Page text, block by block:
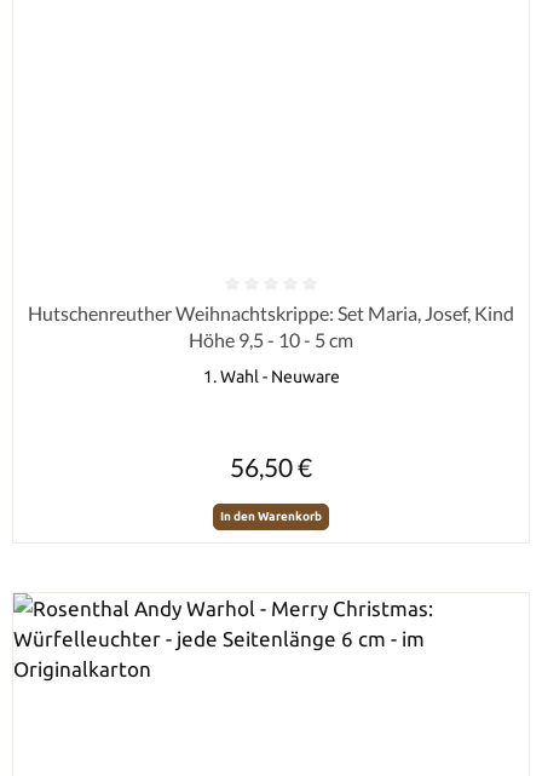
Durchschnittliche Bewertung von 0 von 5 Sternen
Hutschenreuther Weihnachtskrippe: Set Maria, Josef, Kind
Höhe 9,5 - 10 - 5 cm
1. Wahl - Neuware
56,50 €
In den Warenkorb